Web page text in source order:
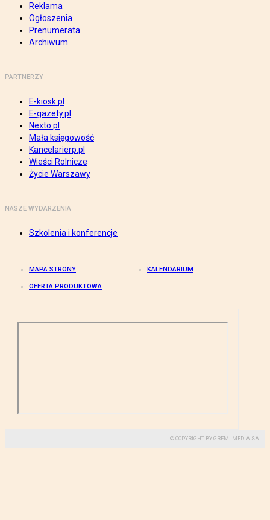
Reklama
Ogłoszenia
Prenumerata
Archiwum
PARTNERZY
E-kiosk.pl
E-gazety.pl
Nexto.pl
Mała księgowość
Kancelarierp.pl
Wieści Rolnicze
Życie Warszawy
NASZE WYDARZENIA
Szkolenia i konferencje
MAPA STRONY KALENDARIUM
OFERTA PRODUKTOWA
© COPYRIGHT BY GREMI MEDIA SA